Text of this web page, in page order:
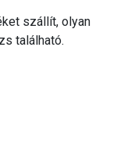
szállít, olyan
található.